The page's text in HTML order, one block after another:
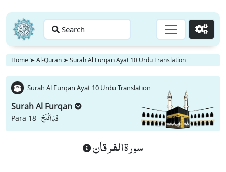
Search Go
Home ➤ Al-Quran ➤ Surah Al Furqan Ayat 10 Urdu Translation
Surah Al Furqan Ayat 10 Urdu Translation
Surah Al Furqan
Para 18 -قَدْ اَفْلَحَ
سورة الفرقان